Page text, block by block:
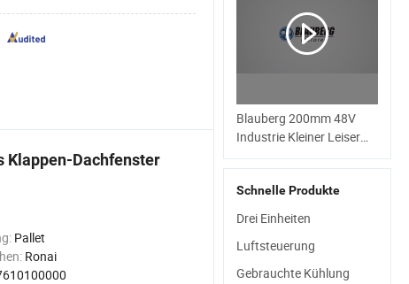
Klappen-Dachfenster
Pallet
Ronai
Blauberg 200mm 48V
Industrie Kleiner Leiser
Zentrifugal Rohr
Abluftventilator
Luftabscheider HVAC
Wasserdicht Cfm
Schnelle Produkte
Drei Einheiten
Luftsteuerung
Gebrauchte Kühlung